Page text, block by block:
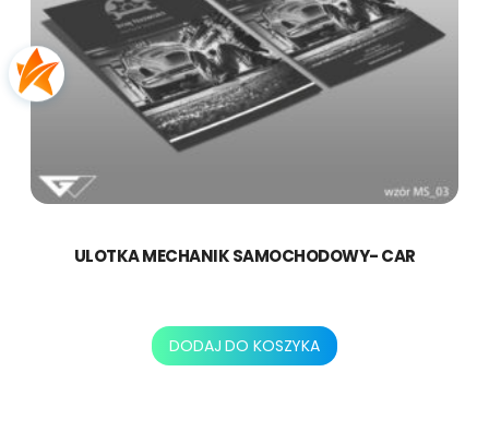
ULOTKA MECHANIK SAMOCHODOWY- CAR
DODAJ DO KOSZYKA